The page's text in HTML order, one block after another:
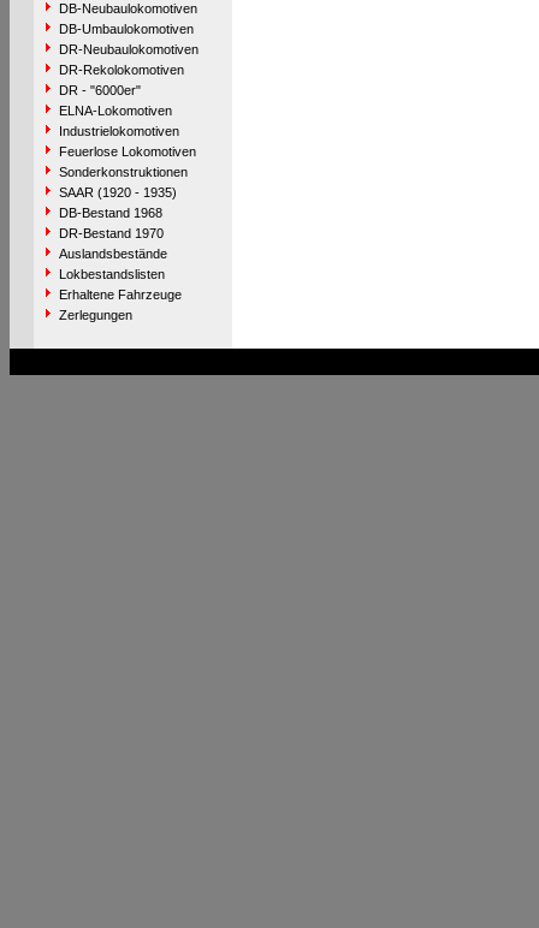
DB-Neubaulokomotiven
DB-Umbaulokomotiven
DR-Neubaulokomotiven
DR-Rekolokomotiven
DR - "6000er"
ELNA-Lokomotiven
Industrielokomotiven
Feuerlose Lokomotiven
Sonderkonstruktionen
SAAR (1920 - 1935)
DB-Bestand 1968
DR-Bestand 1970
Auslandsbestände
Lokbestandslisten
Erhaltene Fahrzeuge
Zerlegungen